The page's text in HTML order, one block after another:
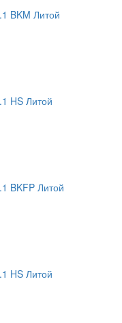
BKM Литой
HS Литой
BKFP Литой
HS Литой